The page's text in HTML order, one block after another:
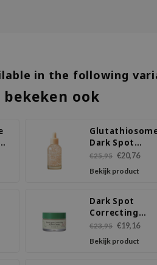
in the following
ook
Dark Spot
Serum Vita
Drop
€25,95 €20,76
Bekijk product
Dark Spot
Correcting
Glow Cream
€23,95 €19,16
Bekijk product